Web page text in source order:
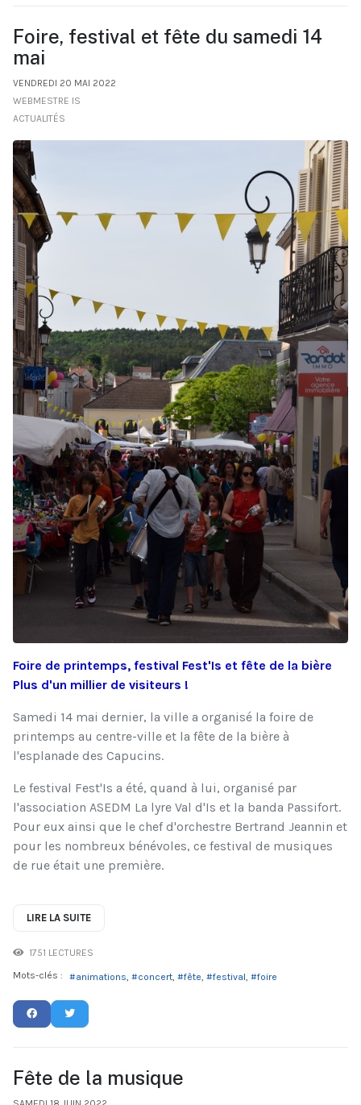
Foire, festival et fête du samedi 14
mai
VENDREDI 20 MAI 2022
WEBMESTRE IS
ACTUALITÉS
Foire de printemps, festival Fest'Is et fête de la bière
Plus d'un millier de visiteurs !
Samedi 14 mai dernier, la ville a organisé la foire de
printemps au centre-ville et la fête de la bière à
l'esplanade des Capucins.
Le festival Fest'Is a été, quand à lui, organisé par
l'association ASEDM La lyre Val d'Is et la banda Passifort.
Pour eux ainsi que le chef d'orchestre Bertrand Jeannin et
pour les nombreux bénévoles, ce festival de musiques
de rue était une première.
LIRE LA SUITE
1751 LECTURES
Mots-clés :
animations concert fête festival foire
Fête de la musique